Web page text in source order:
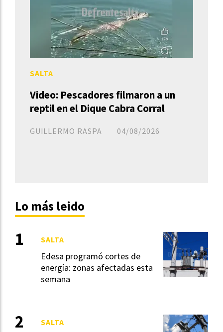
Video: Pescadores filmaron a un
reptil en el Dique Cabra Corral
GUILLERMO RASPA
SALTA
04/08/2026
Lo más leido
Edesa programó cortes de
energía: zonas afectadas esta
semana
SALTA
SALTA